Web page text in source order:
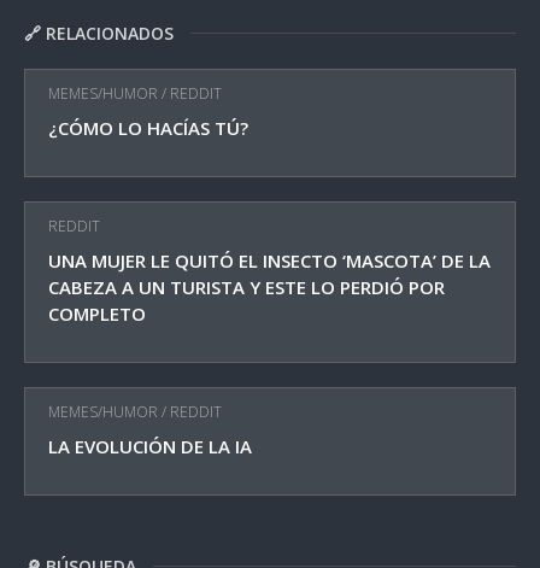
🔗 RELACIONADOS
MEMES/HUMOR / REDDIT
¿CÓMO LO HACÍAS TÚ?
REDDIT
UNA MUJER LE QUITÓ EL INSECTO ‘MASCOTA’ DE LA
CABEZA A UN TURISTA Y ESTE LO PERDIÓ POR
COMPLETO
MEMES/HUMOR / REDDIT
LA EVOLUCIÓN DE LA IA